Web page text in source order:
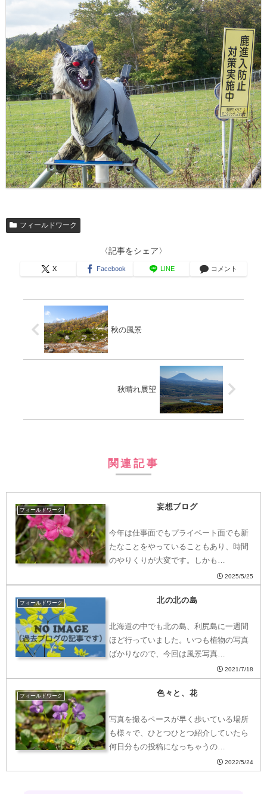
フィールドワーク
〈記事をシェア〉
X Facebook LINE コメント
秋の風景
秋晴れ展望
関連記事
フィールドワーク 妄想ブログ
今年は仕事面でもプライベート面でも新
たなことをやっていることもあり、時間
のやりくりが大変です。しかも…
2025/5/25
フィールドワーク 北の北の島
北海道の中でも北の島、利尻島に一週間
ほど行っていました。いつも植物の写真
ばかりなので、今回は風景写真…
2021/7/18
フィールドワーク 色々と、花
写真を撮るペースが早く歩いている場所
も様々で、ひとつひとつ紹介していたら
何日分もの投稿になっちゃうの…
2022/5/24